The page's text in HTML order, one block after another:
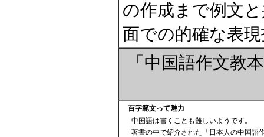
の作成まで例文
面での的確な表
「中国語作文
百字範文って魅力
中国語は書くことも難しいようです。
著書の中で紹介された「日本人の中国語